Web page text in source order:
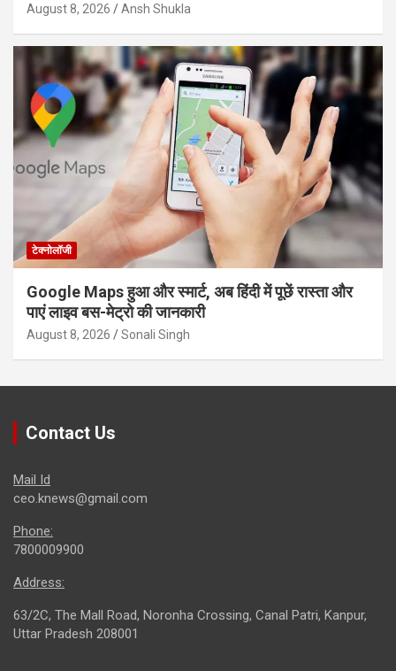
August 8, 2026 Ansh Shukla
टेक्नोलॉजी
Google Maps हुआ और स्मार्ट, अब हिंदी में पूछें रास्ता और
पाएं लाइव बस-मेट्रो की जानकारी
August 8, 2026 Sonali Singh
Contact Us
Mail Id
ceo.knews@gmail.com
Phone:
7800009900
Address:
63/2C, The Mall Road, Noronha Crossing, Canal Patri, Kanpur,
Uttar Pradesh 208001